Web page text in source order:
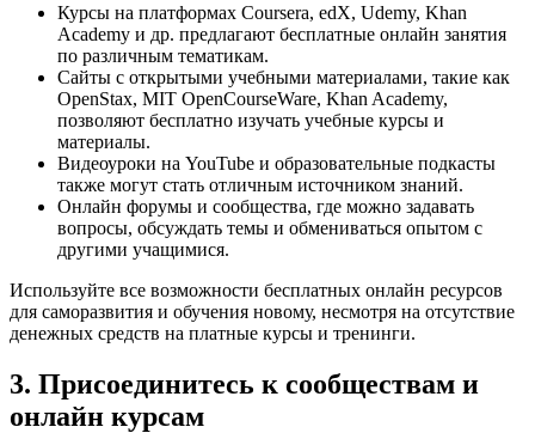
Курсы на платформах Coursera, edX, Udemy, Khan
Academy и др. предлагают бесплатные онлайн занятия
по различным тематикам.
Сайты с открытыми учебными материалами, такие как
OpenStax, MIT OpenCourseWare, Khan Academy,
позволяют бесплатно изучать учебные курсы и
материалы.
Видеоуроки на YouTube и образовательные подкасты
также могут стать отличным источником знаний.
Онлайн форумы и сообщества, где можно задавать
вопросы, обсуждать темы и обмениваться опытом с
другими учащимися.
Используйте все возможности бесплатных онлайн ресурсов
для саморазвития и обучения новому, несмотря на отсутствие
денежных средств на платные курсы и тренинги.
3. Присоединитесь к сообществам и
онлайн курсам